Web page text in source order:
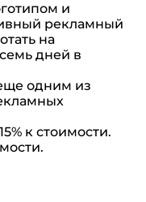
и
рекламный
на
дней в
одним из
к стоимости.